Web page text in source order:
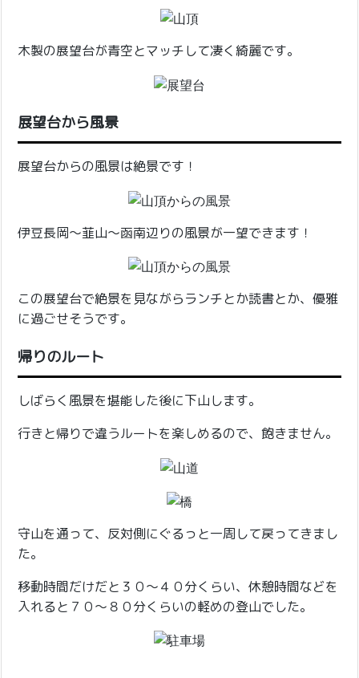
木製の展望台が青空とマッチして凄く綺麗です。
展望台から風景
展望台からの風景は絶景です！
伊豆長岡〜韮山〜函南辺りの風景が一望できます！
この展望台で絶景を見ながらランチとか読書とか、優雅
に過ごせそうです。
帰りのルート
しばらく風景を堪能した後に下山します。
行きと帰りで違うルートを楽しめるので、飽きません。
守山を通って、反対側にぐるっと一周して戻ってきまし
た。
移動時間だけだと３０〜４０分くらい、休憩時間などを
入れると７０〜８０分くらいの軽めの登山でした。